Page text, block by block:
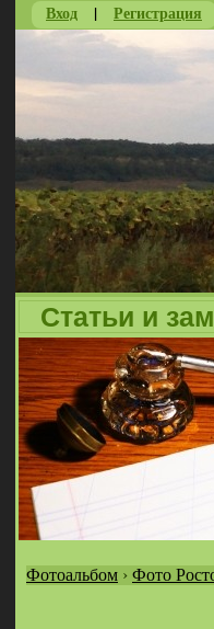
Вход | Регистрация
Статьи и
Фотоальбом › Фото